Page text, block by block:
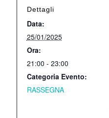
Dettagli
Data:
25/01/2025
Ora:
21:00 - 23:00
Categoria Evento:
RASSEGNA